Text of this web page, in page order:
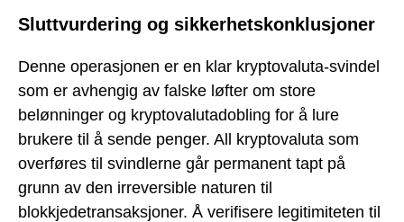
Sluttvurdering og sikkerhetskonklusjoner
Denne operasjonen er en klar kryptovaluta-svindel
som er avhengig av falske løfter om store
belønninger og kryptovalutadobling for å lure
brukere til å sende penger. All kryptovaluta som
overføres til svindlerne går permanent tapt på
grunn av den irreversible naturen til
blokkjedetransaksjoner. Å verifisere legitimiteten til